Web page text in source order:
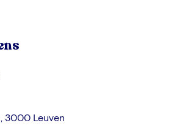
3000 Leuven